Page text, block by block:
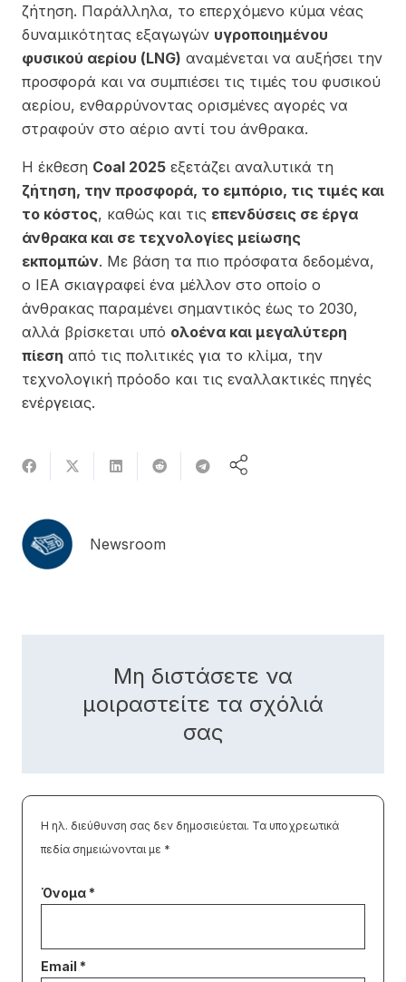
ζήτηση. Παράλληλα, το επερχόμενο κύμα νέας
δυναμικότητας εξαγωγών υγροποιημένου
φυσικού αερίου (LNG) αναμένεται να αυξήσει την
προσφορά και να συμπιέσει τις τιμές του φυσικού
αερίου, ενθαρρύνοντας ορισμένες αγορές να
στραφούν στο αέριο αντί του άνθρακα.
Η έκθεση Coal 2025 εξετάζει αναλυτικά τη
ζήτηση, την προσφορά, το εμπόριο, τις τιμές και
το κόστος, καθώς και τις επενδύσεις σε έργα
άνθρακα και σε τεχνολογίες μείωσης
εκπομπών. Με βάση τα πιο πρόσφατα δεδομένα,
ο IEA σκιαγραφεί ένα μέλλον στο οποίο ο
άνθρακας παραμένει σημαντικός έως το 2030,
αλλά βρίσκεται υπό ολοένα και μεγαλύτερη
πίεση από τις πολιτικές για το κλίμα, την
τεχνολογική πρόοδο και τις εναλλακτικές πηγές
ενέργειας.
Newsroom
Μη διστάσετε να
μοιραστείτε τα σχόλιά
σας
Η ηλ. διεύθυνση σας δεν δημοσιεύεται. Τα υποχρεωτικά
πεδία σημειώνονται με *